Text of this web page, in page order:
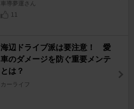
車導夢運さん
11
海辺ドライブ派は要注意！ 愛
車のダメージを防ぐ重要メンテ
とは？
カーライフ